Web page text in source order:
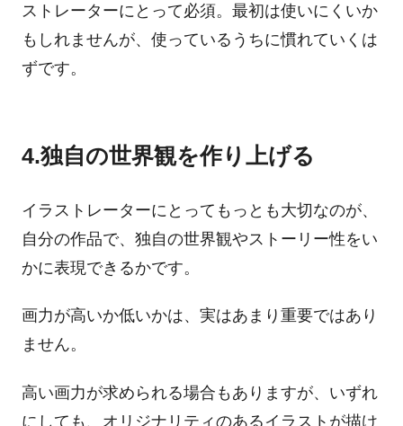
ストレーターにとって必須。最初は使いにくいか
もしれませんが、使っているうちに慣れていくは
ずです。
4.独自の世界観を作り上げる
イラストレーターにとってもっとも大切なのが、
自分の作品で、独自の世界観やストーリー性をい
かに表現できるかです。
画力が高いか低いかは、実はあまり重要ではあり
ません。
高い画力が求められる場合もありますが、いずれ
にしても、オリジナリティのあるイラストが描け